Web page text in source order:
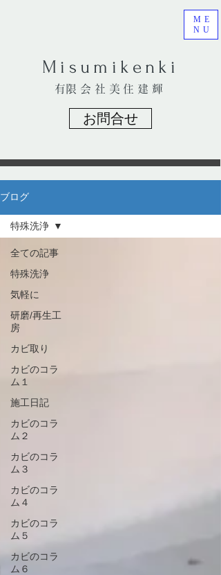
​Misumikenki
​有限会社美住建輝
お問合せ
ME
NU
ブログ
全ての記事
特殊洗浄
気軽に
研磨/再生工
房
カビ取り
カビのコラ
ム１
施工日記
カビのコラ
ム２
カビのコラ
ム３
カビのコラ
ム４
カビのコラ
ム５
カビのコラ
ム６
特殊洗浄